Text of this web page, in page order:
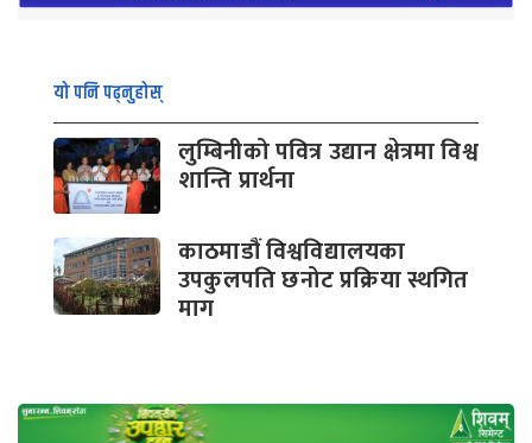
यो पनि पढ्नुहोस्
लुम्बिनीको पवित्र उद्यान क्षेत्रमा विश्व
शान्ति प्रार्थना
काठमाडौं विश्वविद्यालयका
उपकुलपति छनोट प्रक्रिया स्थगित
माग